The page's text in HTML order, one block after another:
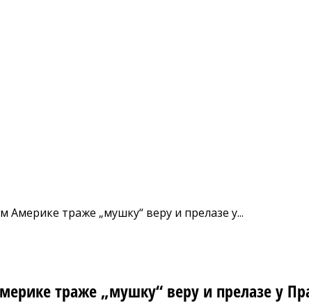
траже „мушку“ веру и прелазе у...
траже „мушку“ веру и прелазе у